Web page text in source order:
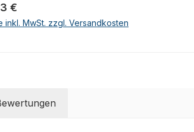
Preis:
€
inkl. MwSt. zzgl. Versandkosten